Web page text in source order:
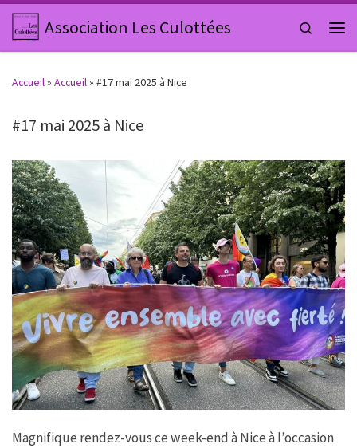
Passer au contenu
Association Les Culottées
Search
Accueil» Accueil» #17 mai 2025 à Nice
#17 mai 2025 à Nice
Magnifique rendez-vous ce week-end à Nice à l’occasion